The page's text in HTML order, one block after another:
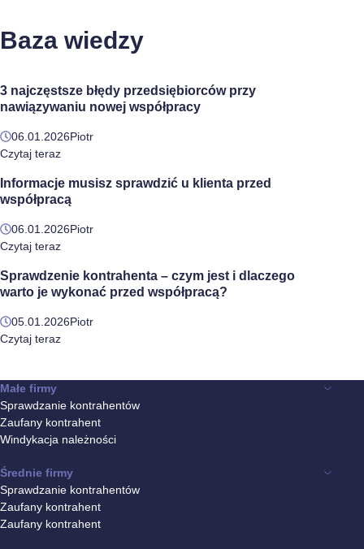
Baza wiedzy
3 najczęstsze błędy przedsiębiorców przy
nawiązywaniu nowej współpracy
06.01.2026Piotr
Czytaj teraz
Informacje musisz sprawdzić u klienta przed
współpracą
06.01.2026Piotr
Czytaj teraz
Sprawdzenie kontrahenta – czym jest i dlaczego
warto je wykonać przed współpracą?
05.01.2026Piotr
Czytaj teraz
Małe firmy
Sprawdzanie kontrahentów
Zaufany kontrahent
Windykacja należności
Średnie firmy
Sprawdzanie kontrahentów
Zaufany kontrahent
Zaufany kontrahent